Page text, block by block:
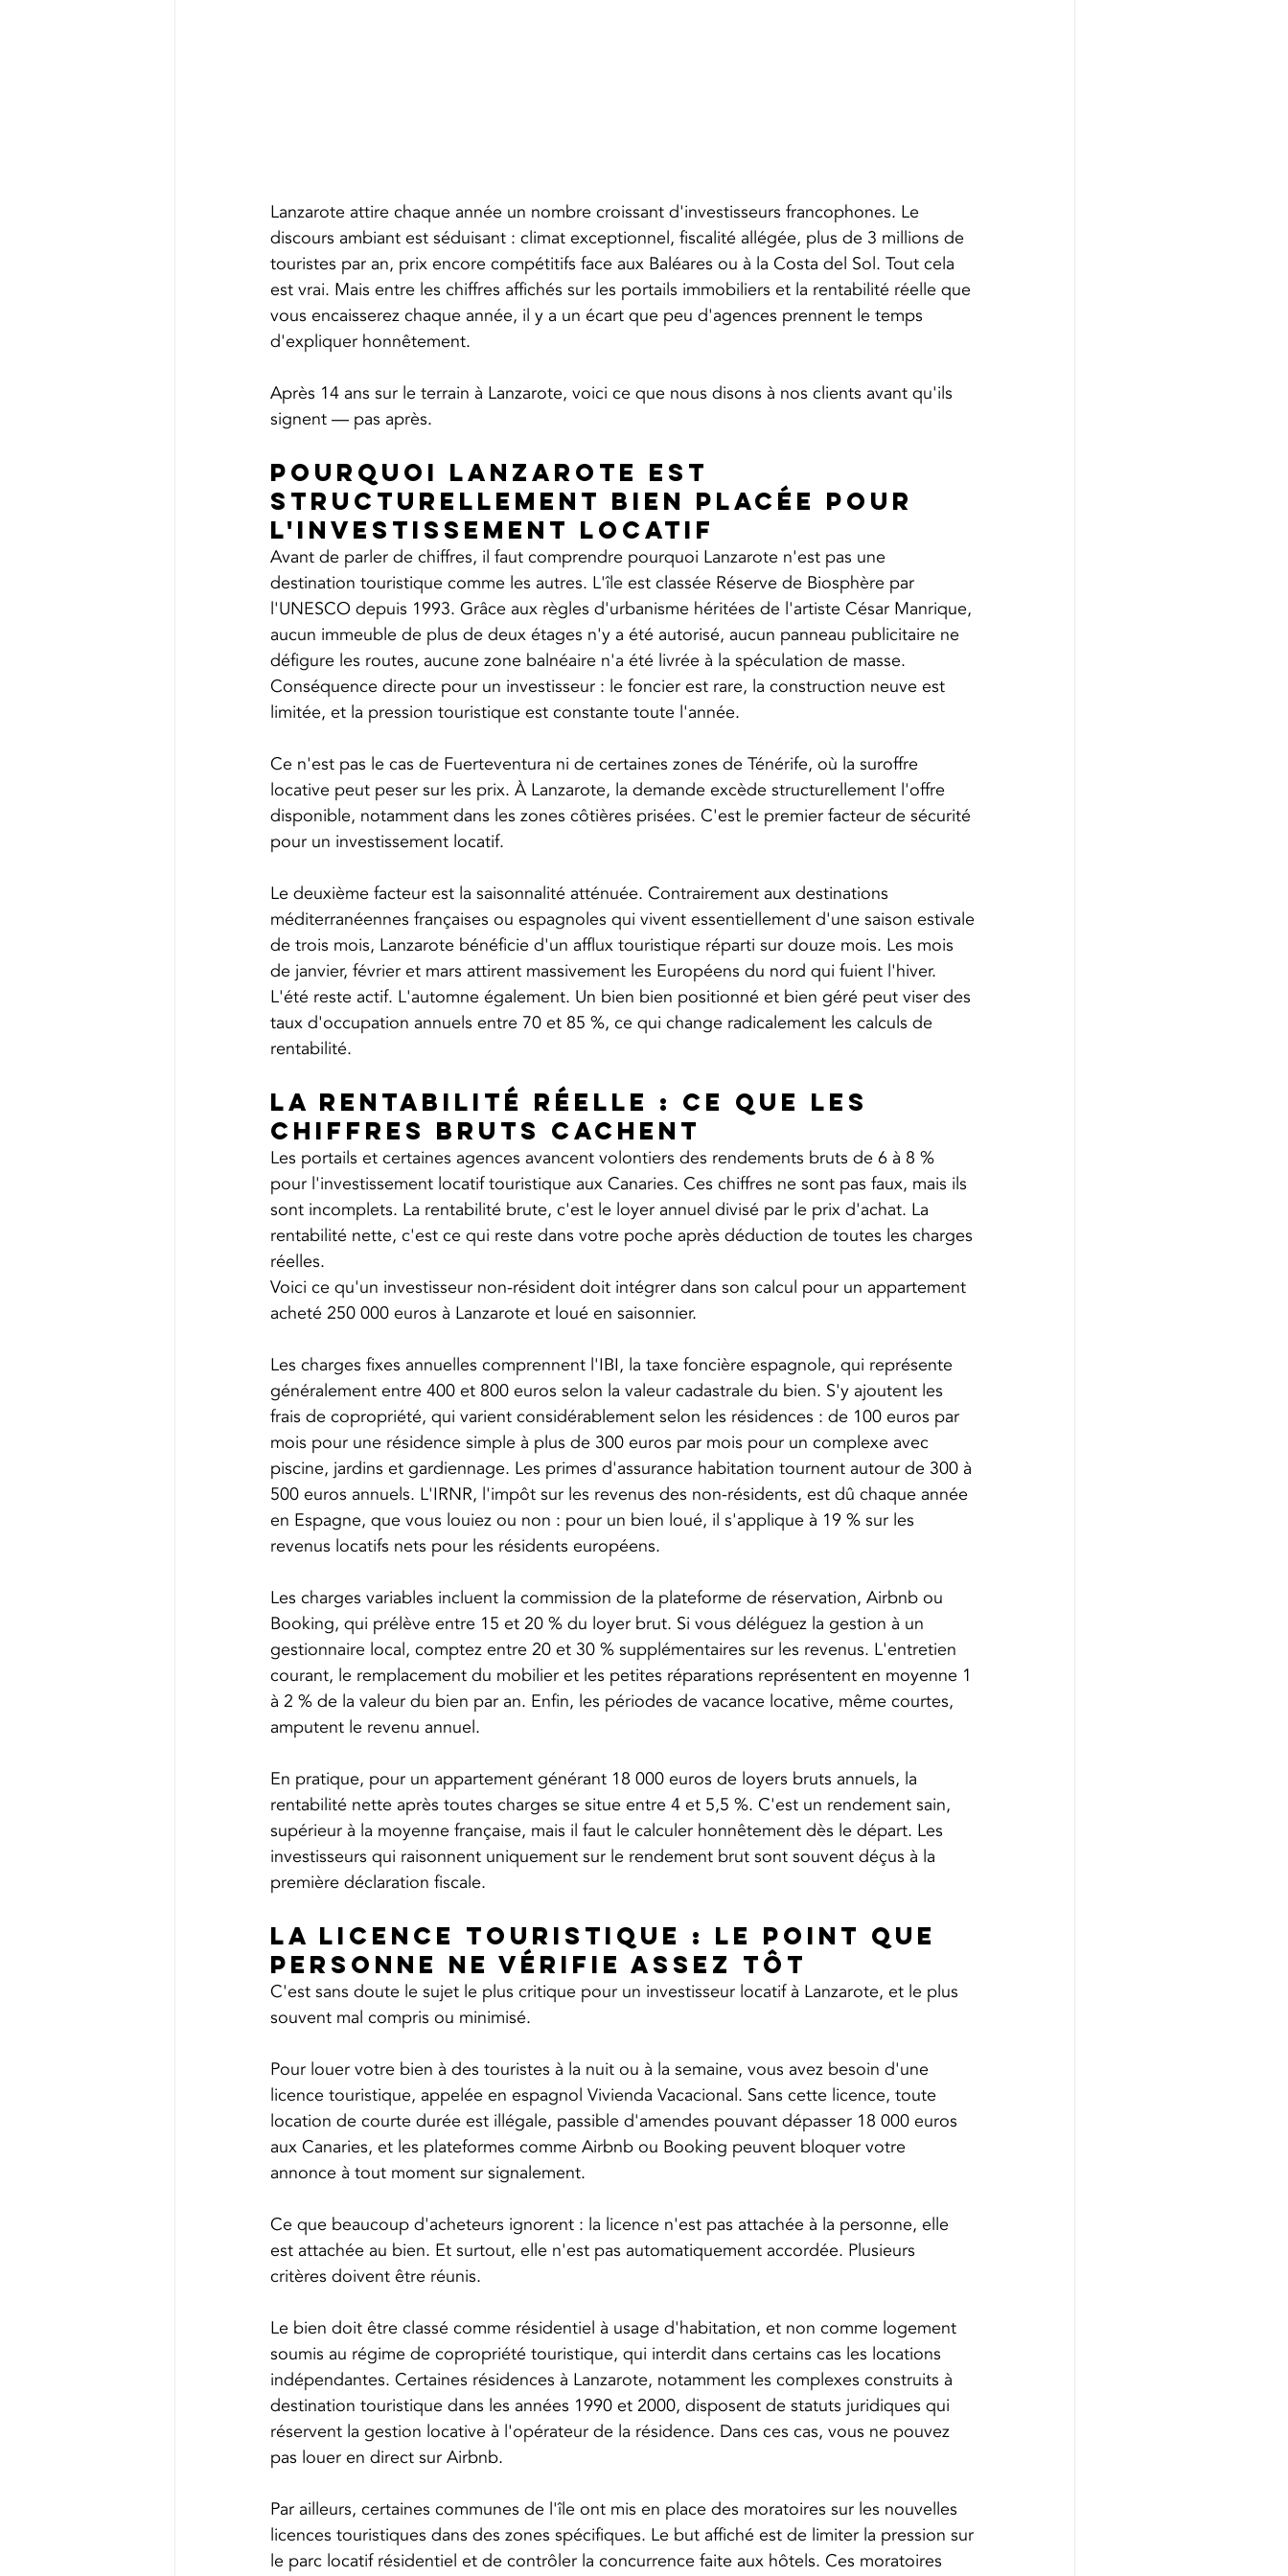
Lanzarote attire chaque année un nombre croissant d'investisseurs francophones. Le
discours ambiant est séduisant : climat exceptionnel, fiscalité allégée, plus de 3 millions de
touristes par an, prix encore compétitifs face aux Baléares ou à la Costa del Sol. Tout cela
est vrai. Mais entre les chiffres affichés sur les portails immobiliers et la rentabilité réelle que
vous encaisserez chaque année, il y a un écart que peu d'agences prennent le temps
d'expliquer honnêtement.
Après 14 ans sur le terrain à Lanzarote, voici ce que nous disons à nos clients avant qu'ils
signent — pas après.
Pourquoi Lanzarote est
structurellement bien placée pour
l'investissement locatif
Avant de parler de chiffres, il faut comprendre pourquoi Lanzarote n'est pas une
destination touristique comme les autres. L'île est classée Réserve de Biosphère par
l'UNESCO depuis 1993. Grâce aux règles d'urbanisme héritées de l'artiste César Manrique,
aucun immeuble de plus de deux étages n'y a été autorisé, aucun panneau publicitaire ne
défigure les routes, aucune zone balnéaire n'a été livrée à la spéculation de masse.
Conséquence directe pour un investisseur : le foncier est rare, la construction neuve est
limitée, et la pression touristique est constante toute l'année.
Ce n'est pas le cas de Fuerteventura ni de certaines zones de Ténérife, où la suroffre
locative peut peser sur les prix. À Lanzarote, la demande excède structurellement l'offre
disponible, notamment dans les zones côtières prisées. C'est le premier facteur de sécurité
pour un investissement locatif.
Le deuxième facteur est la saisonnalité atténuée. Contrairement aux destinations
méditerranéennes françaises ou espagnoles qui vivent essentiellement d'une saison estivale
de trois mois, Lanzarote bénéficie d'un afflux touristique réparti sur douze mois. Les mois
de janvier, février et mars attirent massivement les Européens du nord qui fuient l'hiver.
L'été reste actif. L'automne également. Un bien bien positionné et bien géré peut viser des
taux d'occupation annuels entre 70 et 85 %, ce qui change radicalement les calculs de
rentabilité.
La rentabilité réelle : ce que les
chiffres bruts cachent
Les portails et certaines agences avancent volontiers des rendements bruts de 6 à 8 %
pour l'investissement locatif touristique aux Canaries. Ces chiffres ne sont pas faux, mais ils
sont incomplets. La rentabilité brute, c'est le loyer annuel divisé par le prix d'achat. La
rentabilité nette, c'est ce qui reste dans votre poche après déduction de toutes les charges
réelles.
Voici ce qu'un investisseur non-résident doit intégrer dans son calcul pour un appartement
acheté 250 000 euros à Lanzarote et loué en saisonnier.
Les charges fixes annuelles comprennent l'IBI, la taxe foncière espagnole, qui représente
généralement entre 400 et 800 euros selon la valeur cadastrale du bien. S'y ajoutent les
frais de copropriété, qui varient considérablement selon les résidences : de 100 euros par
mois pour une résidence simple à plus de 300 euros par mois pour un complexe avec
piscine, jardins et gardiennage. Les primes d'assurance habitation tournent autour de 300 à
500 euros annuels. L'IRNR, l'impôt sur les revenus des non-résidents, est dû chaque année
en Espagne, que vous louiez ou non : pour un bien loué, il s'applique à 19 % sur les
revenus locatifs nets pour les résidents européens.
Les charges variables incluent la commission de la plateforme de réservation, Airbnb ou
Booking, qui prélève entre 15 et 20 % du loyer brut. Si vous déléguez la gestion à un
gestionnaire local, comptez entre 20 et 30 % supplémentaires sur les revenus. L'entretien
courant, le remplacement du mobilier et les petites réparations représentent en moyenne 1
à 2 % de la valeur du bien par an. Enfin, les périodes de vacance locative, même courtes,
amputent le revenu annuel.
En pratique, pour un appartement générant 18 000 euros de loyers bruts annuels, la
rentabilité nette après toutes charges se situe entre 4 et 5,5 %. C'est un rendement sain,
supérieur à la moyenne française, mais il faut le calculer honnêtement dès le départ. Les
investisseurs qui raisonnent uniquement sur le rendement brut sont souvent déçus à la
première déclaration fiscale.
La licence touristique : le point que
personne ne vérifie assez tôt
C'est sans doute le sujet le plus critique pour un investisseur locatif à Lanzarote, et le plus
souvent mal compris ou minimisé.
Pour louer votre bien à des touristes à la nuit ou à la semaine, vous avez besoin d'une
licence touristique, appelée en espagnol Vivienda Vacacional. Sans cette licence, toute
location de courte durée est illégale, passible d'amendes pouvant dépasser 18 000 euros
aux Canaries, et les plateformes comme Airbnb ou Booking peuvent bloquer votre
annonce à tout moment sur signalement.
Ce que beaucoup d'acheteurs ignorent : la licence n'est pas attachée à la personne, elle
est attachée au bien. Et surtout, elle n'est pas automatiquement accordée. Plusieurs
critères doivent être réunis.
Le bien doit être classé comme résidentiel à usage d'habitation, et non comme logement
soumis au régime de copropriété touristique, qui interdit dans certains cas les locations
indépendantes. Certaines résidences à Lanzarote, notamment les complexes construits à
destination touristique dans les années 1990 et 2000, disposent de statuts juridiques qui
réservent la gestion locative à l'opérateur de la résidence. Dans ces cas, vous ne pouvez
pas louer en direct sur Airbnb.
Par ailleurs, certaines communes de l'île ont mis en place des moratoires sur les nouvelles
licences touristiques dans des zones spécifiques. Le but affiché est de limiter la pression sur
le parc locatif résidentiel et de contrôler la concurrence faite aux hôtels. Ces moratoires